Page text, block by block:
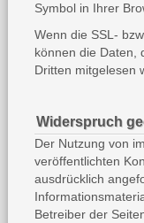
Symbol in Ihrer
Wenn die SSL-
können die Daten,
Dritten mitgelesen
Widerspruch
Der Nutzung von
veröffentlichten
ausdrücklich
Betreiber der